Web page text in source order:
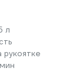
л
рукоятке